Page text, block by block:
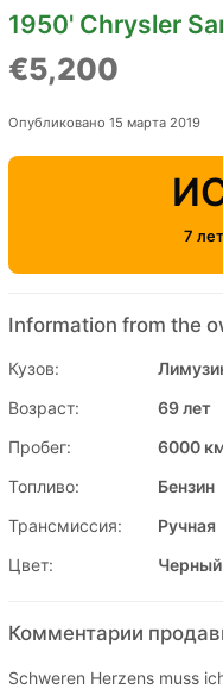
1950' Chrysler
€5,200
Опубликовано 15 марта 2019
7
Information from the
Кузов:
Возраст:
69 лет
Пробег:
6000
Топливо:
Бензин
Трансмиссия:
Ручная
Цвет:
Черный
Комментарии
Schweren Herzens muss